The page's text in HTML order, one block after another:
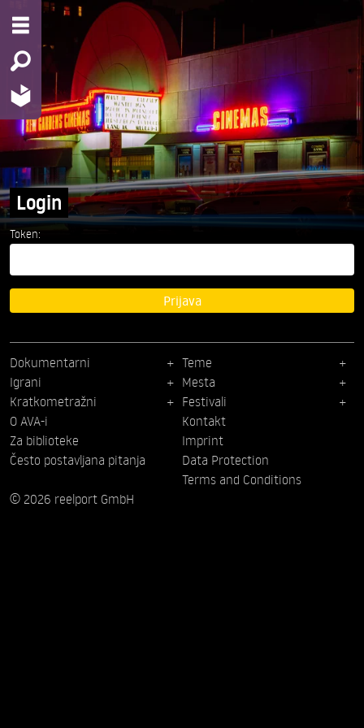
Login
Token:
Prijava
Dokumentarni
Igrani
Kratkometražni
Teme
Mesta
Festivali
O AVA-i
Za biblioteke
Često postavljana pitanja
Kontakt
Imprint
Data Protection
Terms and Conditions
© 2026 reelport GmbH